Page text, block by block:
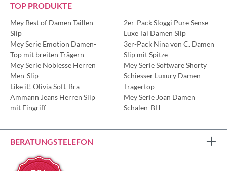
TOP PRODUKTE
Mey Best of Damen Taillen-
Slip
Mey Serie Emotion Damen-
Top mit breiten Trägern
Mey Serie Noblesse Herren
Men-Slip
Like it! Olivia Soft-Bra
Ammann Jeans Herren Slip
mit Eingriff
2er-Pack Sloggi Pure Sense
Luxe Tai Damen Slip
3er-Pack Nina von C. Damen
Slip mit Spitze
Mey Serie Software Shorty
Schiesser Luxury Damen
Trägertop
Mey Serie Joan Damen
Schalen-BH
BERATUNGSTELEFON